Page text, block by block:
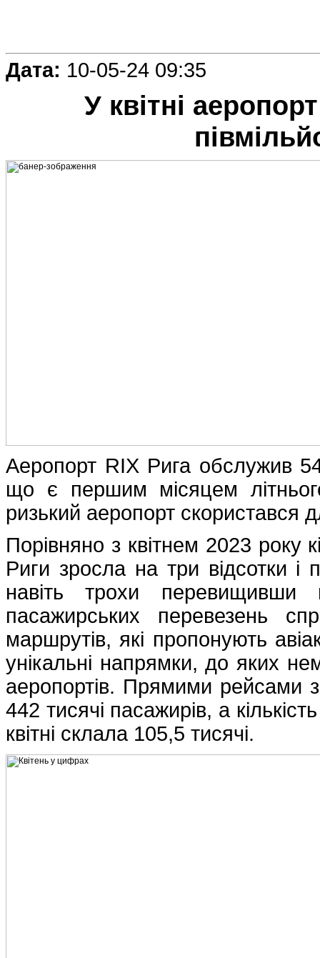
Дата: 10-05-24 09:35
У квітні
Аеропорт RIX Рига обслужив
що є першим місяцем
ризький аеропорт скористався
Порівняно з квітнем 2023 року
Риги зросла на три відсотки і
навіть трохи перевищивши
пасажирських перевезень
маршрутів, які пропонують
унікальні напрямки, до яких
аеропортів. Прямими рейсами з
442 тисячі пасажирів, а
квітні склала 105,5 тисячі.